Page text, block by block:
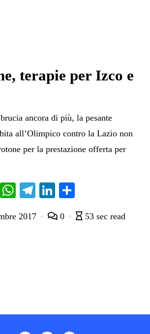
terapie per Izco e
ancora di più, la pesante
all’Olimpico contro la Lazio non
per la prestazione offerta per
T
W
ts
Te
gr
Li
ed di
2017 0 53 sec read